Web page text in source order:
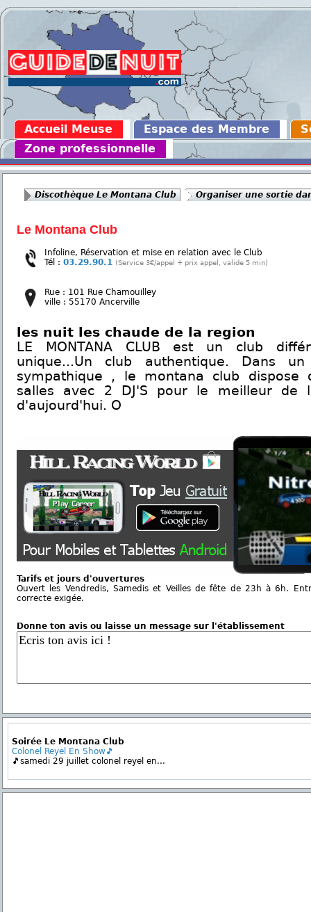
Accueil Meuse Espace des Membre
Zone professionnelle
Discothèque Le Montana Club Organiser une sortie
Le Montana Club
Infoline, Réservation et mise en relation avec le Club
Tél : 03.29.90.1 (Service 3€/appel + prix appel, valide 5 min)
Rue : 101 Rue Chamouilley
ville : 55170 Ancerville
les nuit les chaude de la region
LE MONTANA CLUB est un club
unique...Un club authentique. Dans
sympathique , le montana club dispose
salles avec 2 DJ'S pour le meilleur de
d'aujourd'hui. O
Tarifs et jours d'ouvertures
Ouvert les Vendredis, Samedis et Veilles de fête de 23h à 6h.
correcte exigée.
Donne ton avis ou laisse un message sur l'établissement
Soirée Le Montana Club
Colonel Reyel En Show🎵
🎵samedi 29 juillet colonel reyel en...